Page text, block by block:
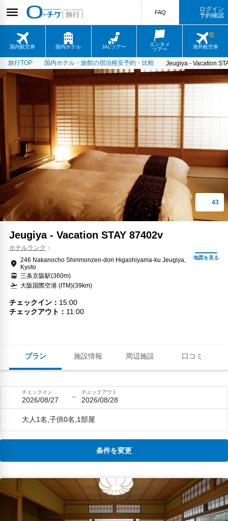
国内航空券 国内ホテル JALツアー
エンタメ
ツアー
海外航空券
FAQ
ログイン
予約確認
旅行TOP 国内ホテル・旅館の宿泊格安予約・比較 Jeugiya - Vacation
プラン 施設情報 周辺施設 口コミ
Jeugiya - Vacation STAY 87402v
ホテルランク
246 Nakanocho Shinmonzen-dori Higashiyama-ku Jeugiya,
Kyoto
三条京阪駅(360m)
大阪国際空港 (ITM)(39km)
チェックイン
15:00
チェックアウト
11:00
チェックイン
2026/08/27
チェックアウト
2026/08/28
大人1名,子供0名,1部屋
条件を変更